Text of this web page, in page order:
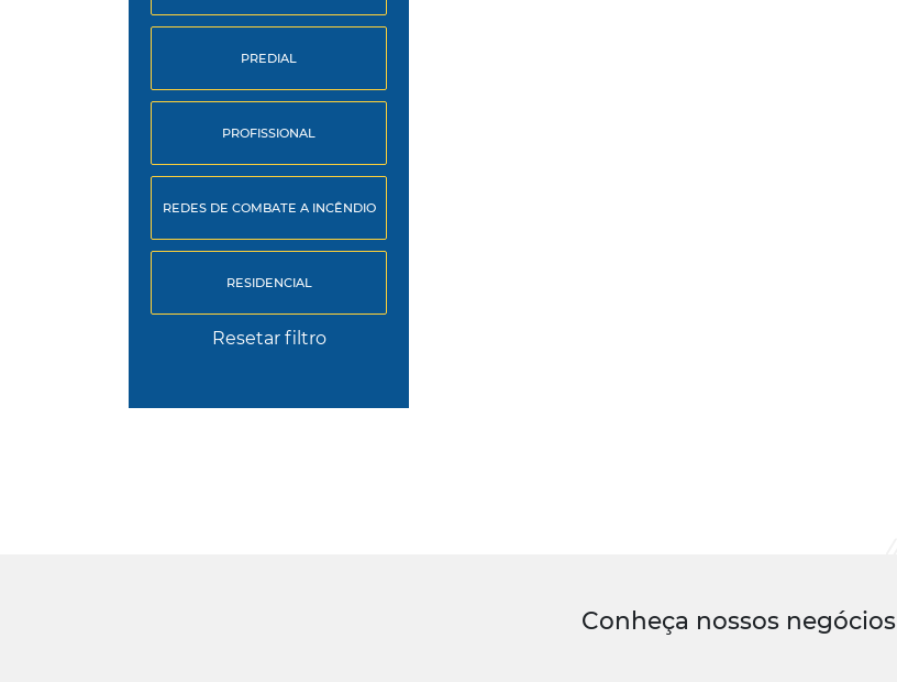
PREDIAL
PROFISSIONAL
REDES DE COMBATE A INCÊNDIO
RESIDENCIAL
Resetar filtro
Conheça nossos negócios